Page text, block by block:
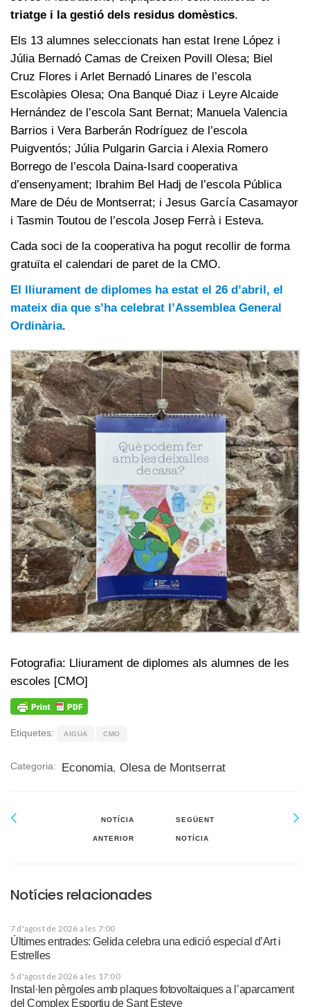
triatge i la gestió dels residus domèstics.
Els 13 alumnes seleccionats han estat Irene López i
Júlia Bernadó Camas de Creixen Povill Olesa; Biel
Cruz Flores i Arlet Bernadó Linares de l’escola
Escolàpies Olesa; Ona Banqué Diaz i Leyre Alcaide
Hernández de l’escola Sant Bernat; Manuela Valencia
Barrios i Vera Barberán Rodríguez de l’escola
Puigventós; Júlia Pulgarin Garcia i Alexia Romero
Borrego de l’escola Daina-Isard cooperativa
d’ensenyament; Ibrahim Bel Hadj de l’escola Pública
Mare de Déu de Montserrat; i Jesus García Casamayor
i Tasmin Toutou de l’escola Josep Ferrà i Esteva.
Cada soci de la cooperativa ha pogut recollir de forma
gratuïta el calendari de paret de la CMO.
El lliurament de diplomes ha estat el 26 d’abril, el
mateix dia que s’ha celebrat l’Assemblea General
Ordinària.
Fotografia: Lliurament de diplomes als alumnes de les
escoles [CMO]
Etiquetes: AIGUA CMO
Categoria: Economia, Olesa de Montserrat
NOTÍCIA
ANTERIOR
SEGÜENT
NOTÍCIA
Notícies relacionades
7 d'agost de 2026 a les 7:00
Últimes entrades: Gelida celebra una edició especial d’Art i
Estrelles
5 d'agost de 2026 a les 17:00
Instal·len pèrgoles amb plaques fotovoltaiques a l’aparcament
del Complex Esportiu de Sant Esteve